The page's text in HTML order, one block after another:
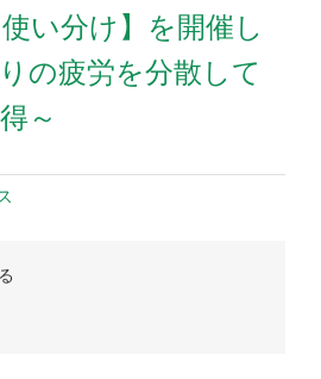
い分け】を開催し
の疲労を分散して
～